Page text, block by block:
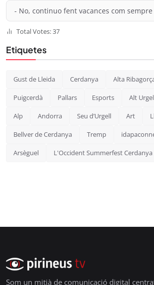
- No, continuo fent vacances com sempre
Total Votes: 37
Etiquetes
Gust de Lleida Cerdanya Alta
Puigcerdà Pallars Esports Alt
Alp Andorra Seu d’Urgell Art
Bellver de Cerdanya Tremp
Arsèguel L'Occident Summerfest Cerdanya
Som un mitjà de comunicació digital